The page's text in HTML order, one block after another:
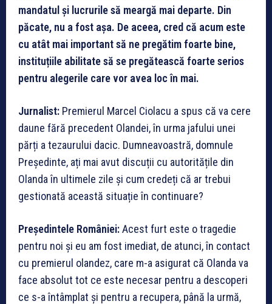
mandatul și lucrurile să meargă mai departe. Din
păcate, nu a fost așa. De aceea, cred că acum este
cu atât mai important să ne pregătim foarte bine,
instituțiile abilitate să se pregătească foarte serios
pentru alegerile care vor avea loc în mai.
Jurnalist: Premierul Marcel Ciolacu a spus că va cere
daune fără precedent Olandei, în urma jafului unei
părți a tezaurului dacic. Dumneavoastră, domnule
Președinte, ați mai avut discuții cu autoritățile din
Olanda în ultimele zile și cum credeți că ar trebui
gestionată această situație în continuare?
Președintele României:Acest furt este o tragedie
pentru noi și eu am fost imediat, de atunci, în contact
cu premierul olandez, care m-a asigurat că Olanda va
face absolut tot ce este necesar pentru a descoperi
ce s-a întâmplat și pentru a recupera, până la urmă,